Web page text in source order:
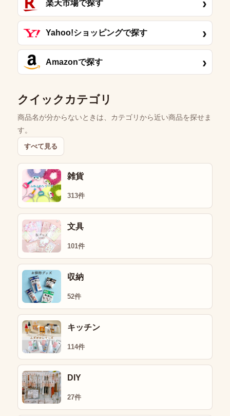
楽天市場で探す ›
Yahoo!ショッピングで探す ›
Amazonで探す ›
クイックカテゴリ
商品名が分からないときは、カテゴリから近い商品を探せま
す。
すべて見る
雑貨
313件
文具
101件
収納
52件
キッチン
114件
DIY
27件